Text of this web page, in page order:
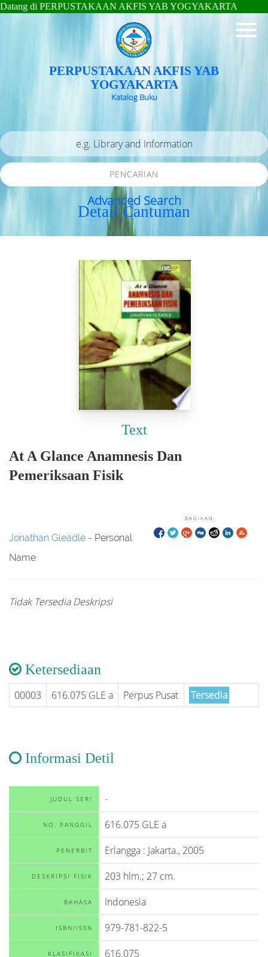
di PERPUSTAKAAN AKFIS YAB YOGYAKARTA
PERPUSTAKAAN AKFIS YAB
YOGYAKARTA
Katalog Buku
Detail Cantuman
PENCARIAN
Advanced Search
Text
At A Glance Anamnesis Dan
Pemeriksaan Fisik
BAGIKAN:
Jonathan Gleadle - Personal
Name
Tidak Tersedia Deskripsi
Ketersediaan
00003 616.075 GLE a Perpus Pusat Tersedia
Informasi Detil
JUDUL SERI -
NO. PANGGIL 616.075 GLE a
PENERBIT Erlangga : Jakarta., 2005
DESKRIPSI FISIK 203 hlm.; 27 cm.
BAHASA Indonesia
ISBN/ISSN 979-781-822-5
KLASIFIKASI 616.075